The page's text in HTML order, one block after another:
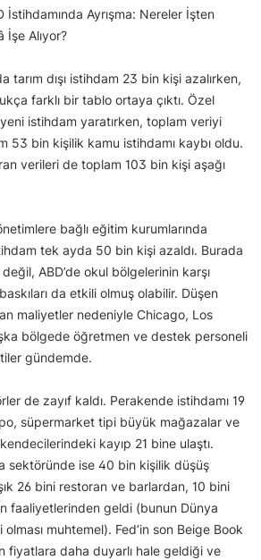
İstihdamında Ayrışma: Nereler İşten
İşe Alıyor?
tarım dışı istihdam 23 bin kişi azalırken,
farklı bir tablo ortaya çıktı. Özel
istihdam yaratırken, toplam veriyi
53 bin kişilik kamu istihdamı kaybı oldu.
verileri de toplam 103 bin kişi aşağı
bağlı eğitim kurumlarında
tek ayda 50 bin kişi azaldı. Burada
ABD’de okul bölgelerinin karşı
da etkili olmuş olabilir. Düşen
maliyetler nedeniyle Chicago, Los
bölgede öğretmen ve destek personeli
gündemde.
de zayıf kaldı. Perakende istihdamı 19
süpermarket tipi büyük mağazalar ve
kayıp 21 bine ulaştı.
sektöründe ise 40 bin kişilik düşüş
26 bini restoran ve barlardan, 10 bini
faaliyetlerinden geldi (bunun Dünya
olması muhtemel). Fed’in son Beige Book
fiyatlara daha duyarlı hale geldiği ve